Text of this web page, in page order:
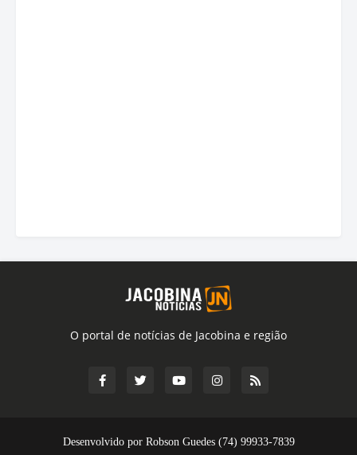
O portal de notícias de Jacobina e região
Desenvolvido por Robson Guedes (74) 99933-7839